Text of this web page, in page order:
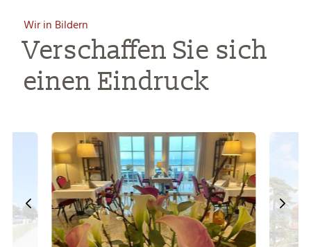
Wir in Bildern
Verschaffen Sie sich
einen Eindruck